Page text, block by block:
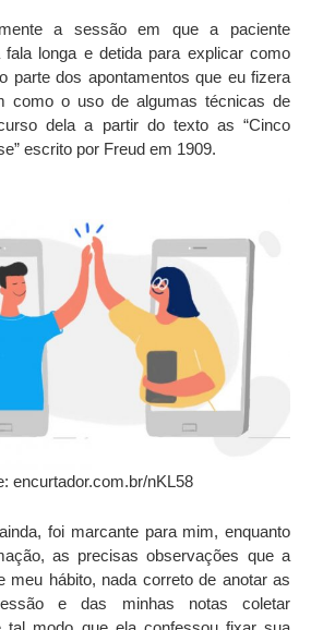
a sessão em que a paciente
longa e detida para explicar como
parte dos apontamentos que eu fizera
como o uso de algumas técnicas de
dela a partir do texto as “Cinco
escrito por Freud em 1909.
encurtador.com.br/nKL58
foi marcante para mim, enquanto
as precisas observações que a
meu hábito, nada correto de anotar as
e das minhas notas coletar